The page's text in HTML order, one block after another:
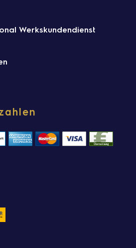
Werkskundendienst